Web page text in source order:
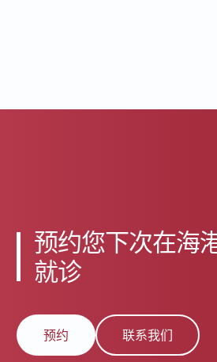
预约您下次在海
就诊
预约 联系我们